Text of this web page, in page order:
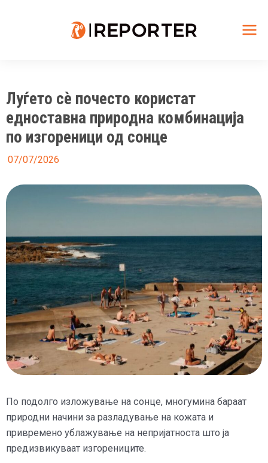
Луѓето сè почесто користат
едноставна природна комбинација
по изгореници од сонце
07/07/2026
По подолго изложување на сонце, многумина бараат
природни начини за разладување на кожата и
привремено ублажување на непријатноста што ја
предизвикуваат изгорениците.